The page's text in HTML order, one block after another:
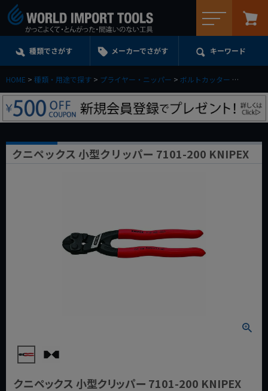
種類でさがす メーカーでさがす キーワード
HOME 種類・用途で探す プライヤー・ニッパー ボルトカッター
クニペックス 小型クリッパー 7101-200 KNIPEX
クニペックス 小型クリッパー 7101-200 KNIPEX